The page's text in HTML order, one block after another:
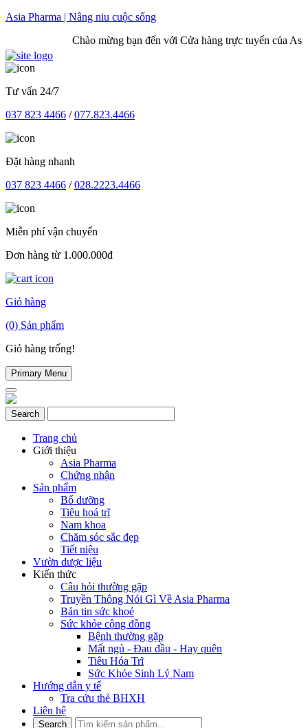
Skip
Asia Pharma | Nâng niu cuộc sống
Chào mừng bạn đến với Cửa hàng trực tuyến của Asia
Tư vấn 24/7
037 823 4466 /077.823.4466
Đặt hàng nhanh
037 823 4466 /028.2223.4466
Miễn phí vận chuyển
Đơn hàng từ 1.000.000đ
Giỏ hàng
(0) Sản phẩm
Giỏ hàng trống!
Primary Menu
Trang chủ
Giới thiệu
Asia Pharma
Chứng nhận
Sản phẩm
Bổ dưỡng
Tiêu hoá trĩ
Nam khoa
Chăm sóc sắc đẹp
Tiết niệu
Vườn dược liệu
Kiến thức
Câu hỏi thường gặp
Truyền Thông Nói Gì Về Asia Pharma
Bản tin sức khoẻ
Sức khỏe cộng đồng
Bệnh thường gặp
Mất ngủ - Đau đầu - Hay quên
Tiêu Hóa Trĩ
Sức Khỏe Sinh Lý Nam
Hướng dẫn y tế
Tra cứu thẻ BHXH
Liên hệ